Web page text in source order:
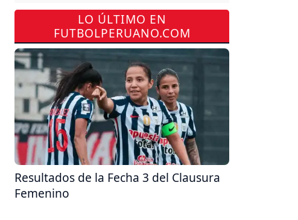
LO ÚLTIMO EN
FUTBOLPERUANO.COM
Resultados de la Fecha 3 del Clausura
Femenino